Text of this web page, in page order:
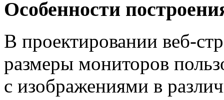
Особенности
В проектировании веб-
размеры мониторов
с изображениями в